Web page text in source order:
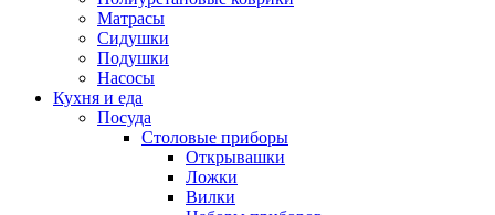
Матрасы
Сидушки
Подушки
Насосы
Кухня и еда
Посуда
Столовые приборы
Открывашки
Ложки
Вилки